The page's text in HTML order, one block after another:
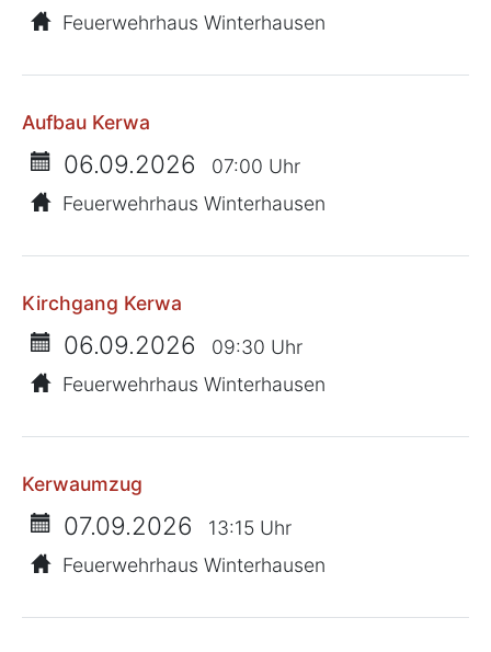
Feuerwehrhaus Winterhausen
Aufbau Kerwa
06.09.2026
07:00 Uhr
Feuerwehrhaus Winterhausen
Kirchgang Kerwa
06.09.2026
09:30 Uhr
Feuerwehrhaus Winterhausen
Kerwaumzug
07.09.2026
13:15 Uhr
Feuerwehrhaus Winterhausen